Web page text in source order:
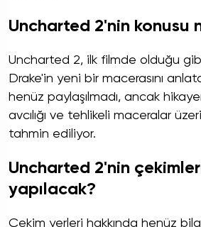
Uncharted 2'nin konusu
Uncharted 2, ilk filmde olduğu
Drake'in yeni bir macerasını
henüz paylaşılmadı, ancak
avcılığı ve tehlikeli maceralar
tahmin ediliyor.
Uncharted 2'nin
yapılacak?
Çekim yerleri hakkında henüz